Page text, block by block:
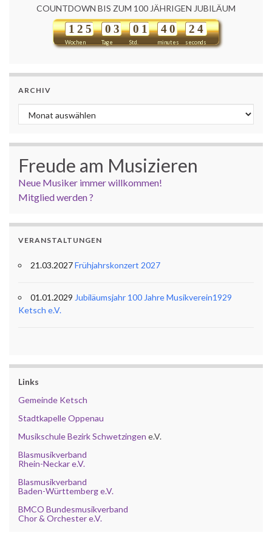
COUNTDOWN BIS ZUM 100 JÄHRIGEN JUBILÄUM
Wochen
1 2 5
Tage
0 3
Std.
0 1
minutes
40
seconds
2 4
ARCHIV
Archiv
Freude am Musizieren
Neue Musiker immer willkommen!
Mitglied werden ?
VERANSTALTUNGEN
21.03.2027Frühjahrskonzert 2027
01.01.2029 Jubiläumsjahr 100 Jahre Musikverein1929
Ketsch e.V.
Links
Gemeinde Ketsch
Stadtkapelle Oppenau
Musikschule Bezirk Schwetzingen e.V.
Blasmusikverband
Rhein-Neckar e.V.
Blasmusikverband
Baden-Württemberg e.V.
BMCO Bundesmusikverband
Chor & Orchester e.V.